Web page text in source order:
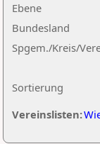
Ebene
Sortierung
Bundesland
Spgem./Kreis/
Vereinslisten: